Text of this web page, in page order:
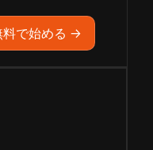
料で始める →